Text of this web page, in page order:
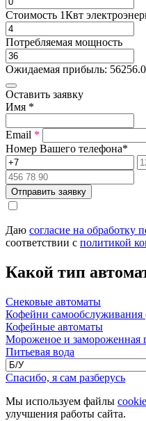
Стоимость 1Квт
Потребляемая мощность
Ожидаемая прибыль:
Оставить заявку
Имя *
Email *
Номер Вашего телефона*
Отправить заявку
Даю согласие на обработку
соответствии с политикой
Какой тип
Снековые автоматы
Кофейни самообслуживания
Кофейные автоматы
Мороженое и замороженная
Питьевая вода
Спасибо, я сам разберусь
Мы используем файлы cookie
улучшения работы сайта.